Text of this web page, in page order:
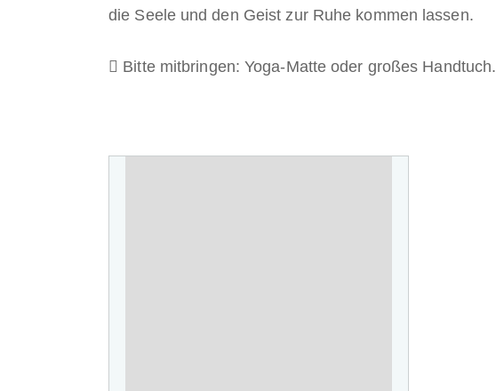
die Seele und den Geist zur Ruhe kommen lassen.
Bitte mitbringen: Yoga-Matte oder großes Handtuch.